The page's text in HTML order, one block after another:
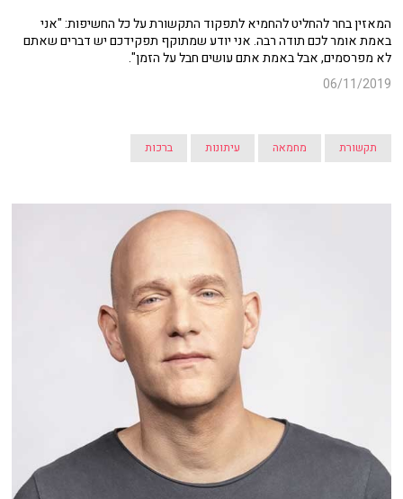
המאזין בחר להחליט להחמיא לתפקוד התקשורת על כל החשיפות: "אני
באמת אומר לכם תודה רבה. אני יודע שמתוקף תפקידכם יש דברים שאתם
לא מפרסמים, אבל באמת אתם עושים חבל על הזמן".
06/11/2019
תקשורת מחמאה עיתונות ברכות